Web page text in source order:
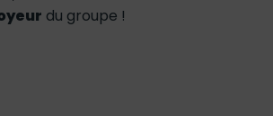
du groupe !